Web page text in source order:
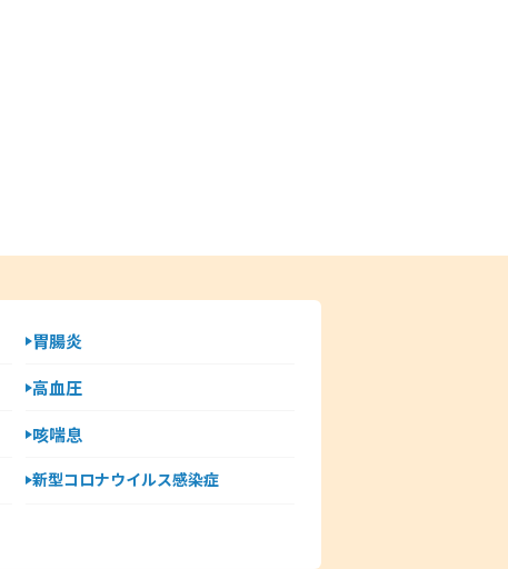
胃腸炎
高血圧
咳喘息
新型コロナウイルス感染症